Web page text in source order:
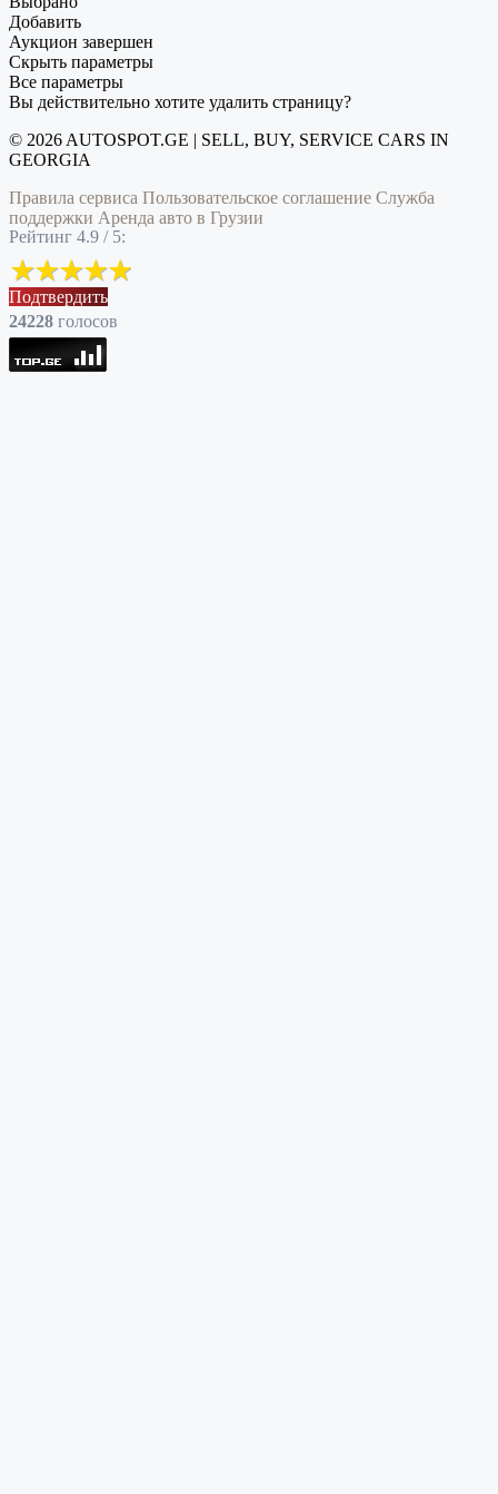
Добавить
Аукцион завершен
Скрыть параметры
Все параметры
Вы действительно хотите удалить страницу?
© 2026 AUTOSPOT.GE | SELL, BUY, SERVICE CARS IN
GEORGIA
Правила сервиса Пользовательское соглашение Служба
поддержки Аренда авто в Грузии
Рейтинг 4.9 / 5:
Подтвердить
24228 голоcов